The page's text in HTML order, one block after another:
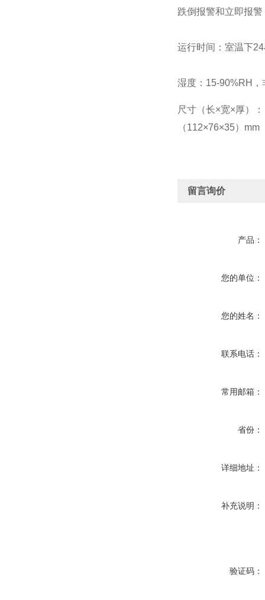
跌倒报警和立即报警
运行时间：室温下
湿度：15-90%RH，
尺寸（长×宽×厚）：
（112×76×35）mm
留言询价
产品：
您的单位：
您的姓名：
联系电话：
常用邮箱：
省份：
详细地址：
补充说明：
验证码：